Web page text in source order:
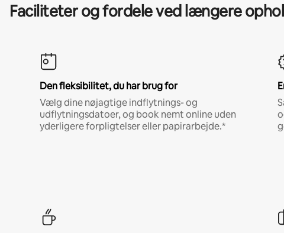
Faciliteter og fordele ved længere
Den fleksibilitet, du har brug for
Vælg dine nøjagtige indflytnings- og
udflytningsdatoer, og book nemt online uden
yderligere forpligtelser eller papirarbejde.*